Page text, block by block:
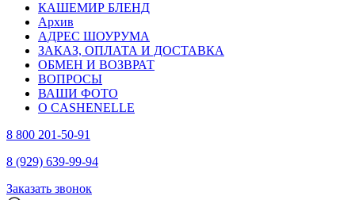
КАШЕМИР БЛЕНД
Архив
АДРЕС ШОУРУМА
ЗАКАЗ, ОПЛАТА И ДОСТАВКА
ОБМЕН И ВОЗВРАТ
ВОПРОСЫ
ВАШИ ФОТО
О CASHENELLE
8 800 201-50-91
8 (929) 639-99-94
Заказать звонок